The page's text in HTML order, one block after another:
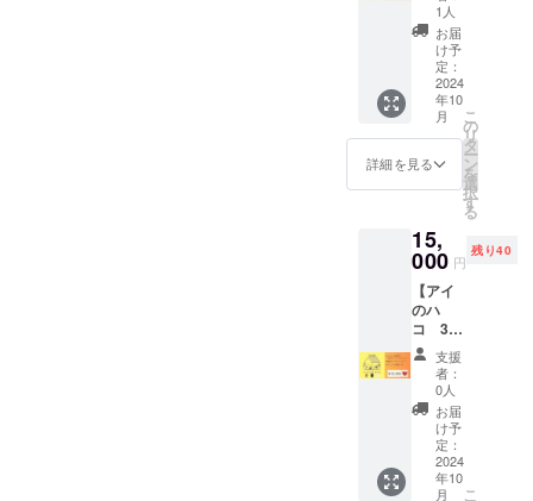
ります
ので、
ご希望
日決ま
り次
第、早
めにご
ださ
い。 ※
2026/8/
31
交通
費：交
通費は
各自で
ご負担
くださ
い。 ・
連絡方
法：詳
絡しま
す。 ・
所要時
間：60
分～90
分 ・対
象者：
大人 ※
開催日
に参加
できな
い場
合、日
程調整
♡】と
8,000円
【龍プ
ラン】
と同じ
内容に
なりま
す。
▼リ
ターン
内容 ・
龍9オリ
ジナル
米粉の
ガレッ
トブル
ドンヌ
（5種
類/各1
月桃ブ
レン
ド 1
パック
（69
ｇ） ・
ドリン
ク引換
券 1枚
（※有効
期限：
2025/10
/31） ※
原材料
1人
お届
け予
定：
2024
年10
月
詳細を見る
こ
の
リ
タ
ー
ン
を
選
択
す
る
15,
000 円
残り40
【アイ
のハ
コ 3時
のおや
つセッ
ト】 ▼
リター
ン内容
・米粉
のガ
レット
支援
者：
0人
お届
け予
定：
2024
年10
月
こ